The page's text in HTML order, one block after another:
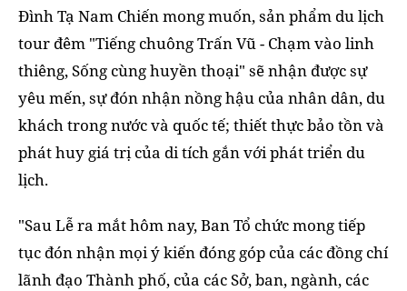
Đình Tạ Nam Chiến mong muốn, sản phẩm du lịch
tour đêm "Tiếng chuông Trấn Vũ - Chạm vào linh
thiêng, Sống cùng huyền thoại" sẽ nhận được sự
yêu mến, sự đón nhận nồng hậu của nhân dân, du
khách trong nước và quốc tế; thiết thực bảo tồn và
phát huy giá trị của di tích gắn với phát triển du
lịch.
"Sau Lễ ra mắt hôm nay, Ban Tổ chức mong tiếp
tục đón nhận mọi ý kiến đóng góp của các đồng chí
lãnh đạo Thành phố, của các Sở, ban, ngành, các